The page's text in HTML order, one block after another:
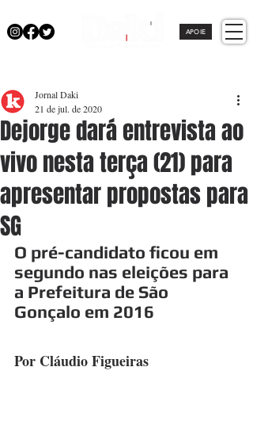
APOIE
Dejorge dará entrevista ao
vivo nesta terça (21) para
apresentar propostas para
SG
Jornal Daki
21 de jul. de 2020
O pré-candidato ficou em
segundo nas eleições para
a Prefeitura de São
Gonçalo em 2016
Por Cláudio Figueiras